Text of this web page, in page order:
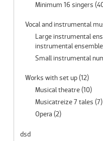
Minimum 16 singers
Vocal and instrumental
Large instrumental
instrumental ensemble
Small instrumental
Works with set up(12)
Musical theatre(10)
Musicatreize 7 tales (7)
Opera (2)
dsd